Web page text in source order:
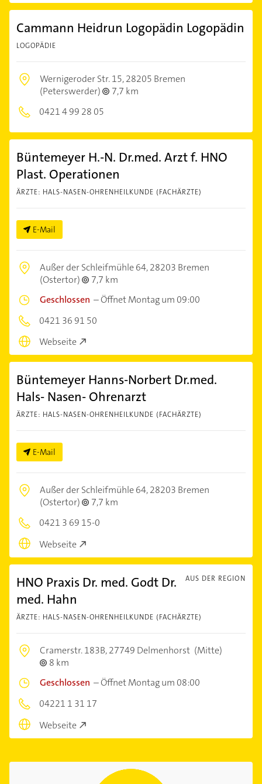
Cammann Heidrun Logopädin Logopädin
LOGOPÄDIE
Wernigeroder Str. 15,28205 Bremen
(Peterswerder)
7,7 km
0421 4 99 28 05
Büntemeyer H.-N. Dr.med. Arzt f. HNO
Plast. Operationen
ÄRZTE: HALS-NASEN-OHRENHEILKUNDE (FACHÄRZTE)
E-Mail
Außer der Schleifmühle 64,28203 Bremen
(Ostertor)
7,7 km
Geschlossen –Öffnet Montag um 09:00
0421 36 91 50
Webseite
Büntemeyer Hanns-Norbert Dr.med.
Hals- Nasen- Ohrenarzt
ÄRZTE: HALS-NASEN-OHRENHEILKUNDE (FACHÄRZTE)
E-Mail
Außer der Schleifmühle 64,28203 Bremen
(Ostertor)
7,7 km
0421 3 69 15-0
Webseite
AUS DER REGION
HNO Praxis Dr. med. Godt Dr.
med. Hahn
ÄRZTE: HALS-NASEN-OHRENHEILKUNDE (FACHÄRZTE)
Cramerstr. 183B,27749 Delmenhorst (Mitte)
8 km
Geschlossen –Öffnet Montag um 08:00
04221 1 31 17
Webseite